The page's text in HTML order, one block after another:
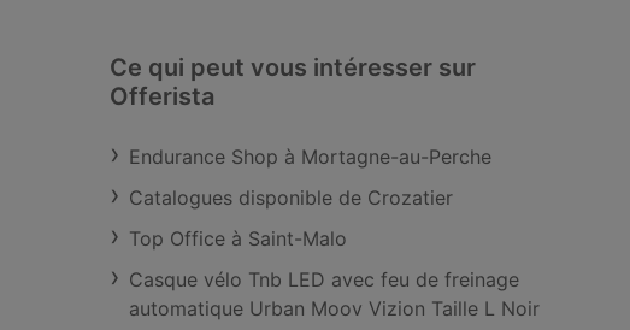
Ce qui peut vous intéresser sur
Offerista
Endurance Shop à Mortagne-au-Perche
Catalogues disponible de Crozatier
Top Office à Saint-Malo
Casque vélo Tnb LED avec feu de freinage
automatique Urban Moov Vizion Taille L Noir